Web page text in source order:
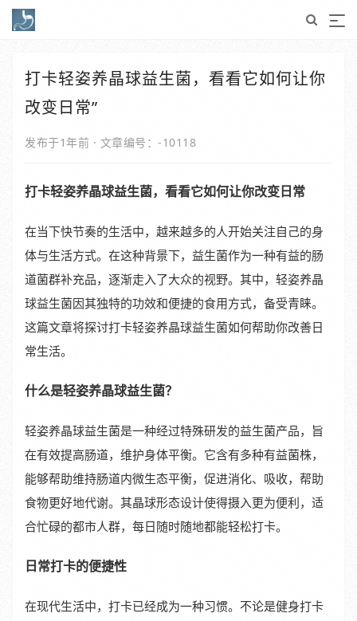
打卡轻姿养晶球益生菌，看看它如何让你
改变日常”
发布于1年前 · 文章编号：-10118
打卡轻姿养晶球益生菌，看看它如何让你改变日常
在当下快节奏的生活中，越来越多的人开始关注自己的身
体与生活方式。在这种背景下，益生菌作为一种有益的肠
道菌群补充品，逐渐走入了大众的视野。其中，轻姿养晶
球益生菌因其独特的功效和便捷的食用方式，备受青睐。
这篇文章将探讨打卡轻姿养晶球益生菌如何帮助你改善日
常生活。
什么是轻姿养晶球益生菌？
轻姿养晶球益生菌是一种经过特殊研发的益生菌产品，旨
在有效提高肠道，维护身体平衡。它含有多种有益菌株，
能够帮助维持肠道内微生态平衡，促进消化、吸收，帮助
食物更好地代谢。其晶球形态设计使得摄入更为便利，适
合忙碌的都市人群，每日随时随地都能轻松打卡。
日常打卡的便捷性
在现代生活中，打卡已经成为一种习惯。不论是健身打卡